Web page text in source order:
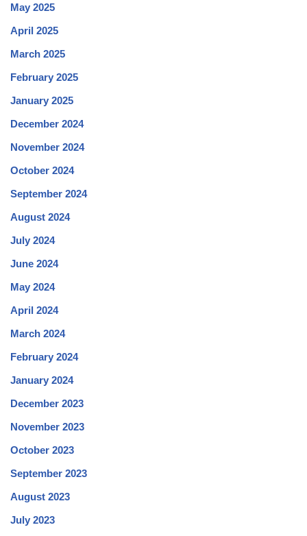
May 2025
April 2025
March 2025
February 2025
January 2025
December 2024
November 2024
October 2024
September 2024
August 2024
July 2024
June 2024
May 2024
April 2024
March 2024
February 2024
January 2024
December 2023
November 2023
October 2023
September 2023
August 2023
July 2023